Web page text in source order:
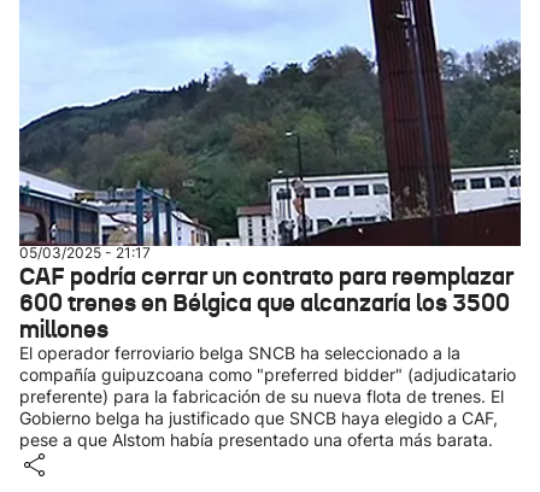
05/03/2025 - 21:17
CAF podría cerrar un contrato para reemplazar
600 trenes en Bélgica que alcanzaría los 3500
millones
El operador ferroviario belga SNCB ha seleccionado a la
compañía guipuzcoana como "preferred bidder" (adjudicatario
preferente) para la fabricación de su nueva flota de trenes. El
Gobierno belga ha justificado que SNCB haya elegido a CAF,
pese a que Alstom había presentado una oferta más barata.